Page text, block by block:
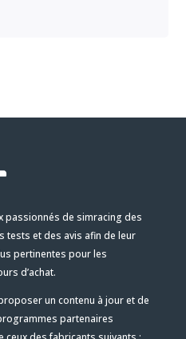
passionnés de simracing des
tests et des avis afin de leur
pertinentes pour les
d’achat.
un contenu à jour et de
partenaires